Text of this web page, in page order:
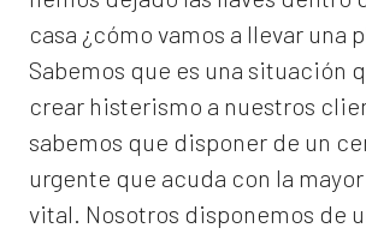
casa ¿cómo vamos a llevar una
Sabemos que es una situación
crear histerismo a nuestros
sabemos que disponer de un
urgente que acuda con la
vital. Nosotros disponemos de